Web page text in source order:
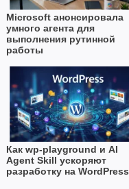
Microsoft анонсировала
умного агента для
выполнения рутинной
работы
Как wp-playground и AI
Agent Skill ускоряют
разработку на WordPress